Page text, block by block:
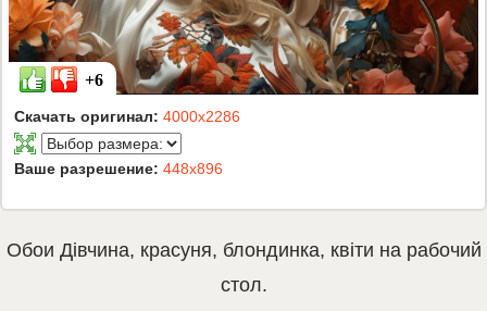
+6
Скачать оригинал: 4000x2286
Ваше разрешение: 448x896
Обои Дівчина, красуня, блондинка, квіти на рабочий
стол.